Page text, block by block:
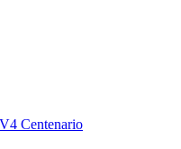
Centenario